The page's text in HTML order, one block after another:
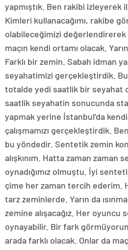
yapmıştık. Ben rakibi izleyerek
Kimleri kullanacağımı, rakibe
olabileceğimizi
maçın kendi ortamı olacak.
Farklı bir zemin. Sabah idman
seyahatimizi gerçekleştirdik.
totalde yedi saatlik bir seyahat
saatlik seyahatin sonucunda
yapmak yerine İstanbul’da
çalışmamızı gerçekleştirdik.
bu yöndedir. Sentetik zemin
alışkınım. Hatta zaman zaman
oynadığımız olmuştu. İyi
çime her zaman tercih ederim.
tarz zeminlerde. Yarın da
zemine alışacağız. Her oyuncu
oynayabilir. Bir fark
arada farklı olacak. Onlar da